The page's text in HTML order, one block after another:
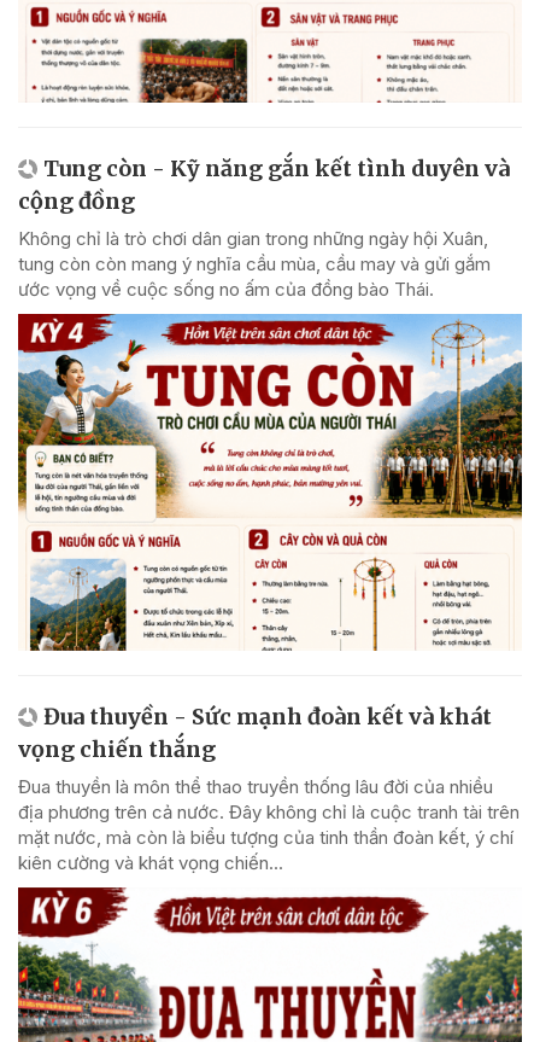
Tung còn - Kỹ năng gắn kết tình duyên và
cộng đồng
Không chỉ là trò chơi dân gian trong những ngày hội Xuân,
tung còn còn mang ý nghĩa cầu mùa, cầu may và gửi gắm
ước vọng về cuộc sống no ấm của đồng bào Thái.
Đua thuyền - Sức mạnh đoàn kết và khát
vọng chiến thắng
Đua thuyền là môn thể thao truyền thống lâu đời của nhiều
địa phương trên cả nước. Đây không chỉ là cuộc tranh tài trên
mặt nước, mà còn là biểu tượng của tinh thần đoàn kết, ý chí
kiên cường và khát vọng chiến...